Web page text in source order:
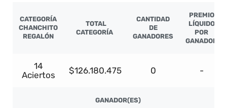
CATEGORÍA
CHANCHITO
REGALÓN
TOTAL
CATEGORÍA
CANTIDAD
DE
GANADORES
PREMIO
LÍQUIDO
POR
GANADOR
14
Aciertos
$126.180.475 0 -
GANADOR(ES)